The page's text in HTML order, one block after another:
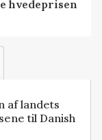
hvedeprisen
af landets
til Danish